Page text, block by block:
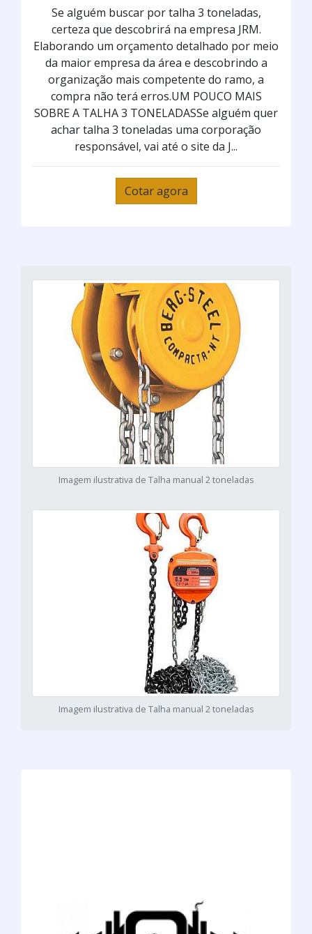
Se alguém buscar por talha 3 toneladas,
certeza que descobrirá na empresa JRM.
Elaborando um orçamento detalhado por meio
da maior empresa da área e descobrindo a
organização mais competente do ramo, a
compra não terá erros.UM POUCO MAIS
SOBRE A TALHA 3 TONELADASSe alguém quer
achar talha 3 toneladas uma corporação
responsável, vai até o site da J...
Cotar agora
Imagem ilustrativa de Talha manual 2 toneladas
Imagem ilustrativa de Talha manual 2 toneladas